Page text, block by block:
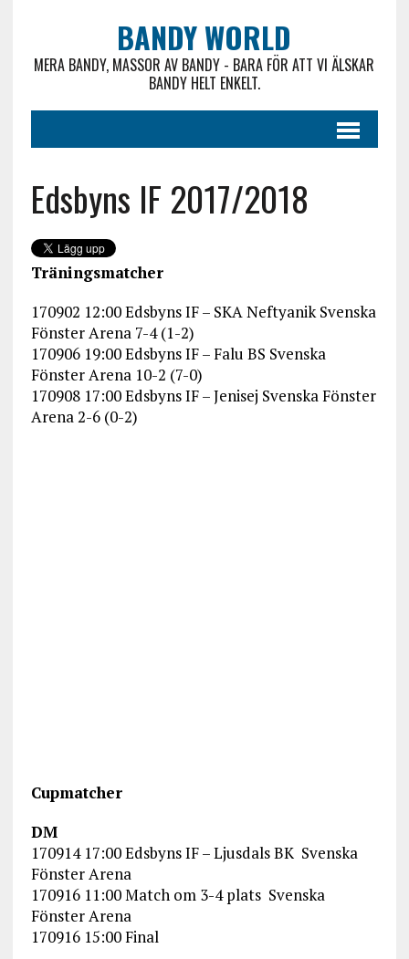
BANDY WORLD
MERA BANDY, MASSOR AV BANDY - BARA FÖR ATT VI ÄLSKAR
BANDY HELT ENKELT.
Edsbyns IF 2017/2018
Träningsmatcher
170902 12:00 Edsbyns IF – SKA Neftyanik Svenska
Fönster Arena 7-4 (1-2)
170906 19:00 Edsbyns IF – Falu BS Svenska
Fönster Arena 10-2 (7-0)
170908 17:00 Edsbyns IF – Jenisej Svenska Fönster
Arena 2-6 (0-2)
Cupmatcher
DM
170914 17:00 Edsbyns IF – Ljusdals BK Svenska
Fönster Arena
170916 11:00 Match om 3-4 plats Svenska
Fönster Arena
170916 15:00 Final